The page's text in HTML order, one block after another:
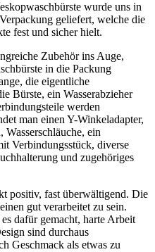
wurde uns in
geliefert, welche die
fest und sicher hielt.
Zubehör ins Auge,
in die Packung
die eigentliche
Bürste, ein Wasserabzieher
werden
man einen Y-Winkeladapter,
ein
Verbindungsstück, diverse
und zugehöriges
positiv, fast überwältigend. Die
gut verarbeitet zu sein.
dafür gemacht, harte Arbeit
sind durchaus
Geschmack als etwas zu